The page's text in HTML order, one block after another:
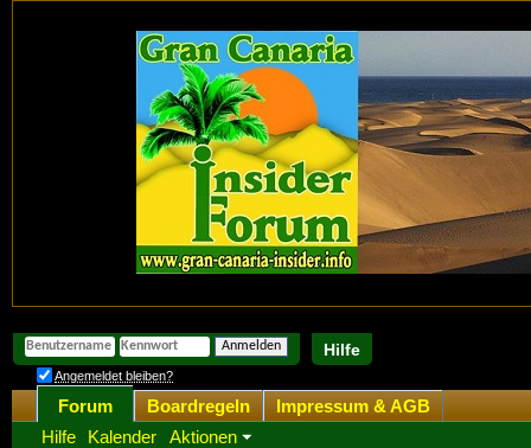
Hilfe
Angemeldet bleiben?
Forum
Hilfe
Kalender Aktionen
Boardregeln Impressum & AGB